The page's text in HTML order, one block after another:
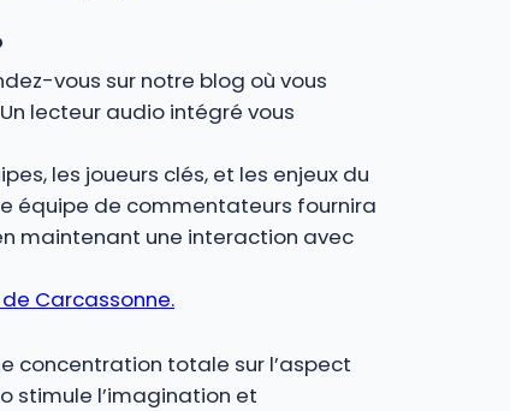
vous sur notre blog où vous
lecteur audio intégré vous
les joueurs clés, et les enjeux du
équipe de commentateurs fournira
maintenant une interaction avec
Carcassonne.
concentration totale sur l’aspect
stimule l’imagination et